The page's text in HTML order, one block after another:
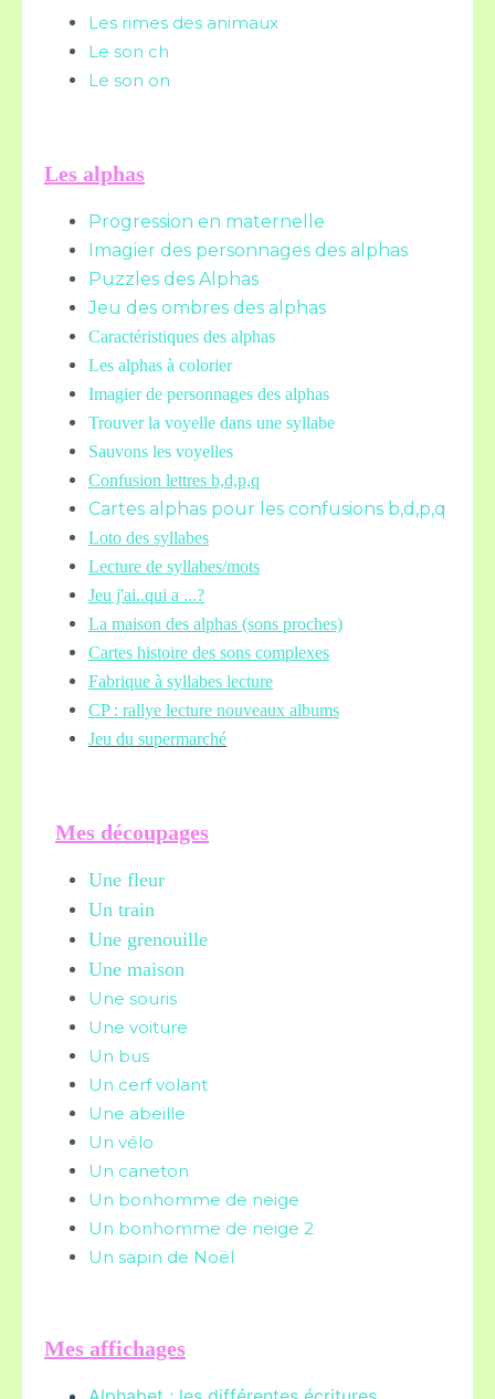
Les rimes des animaux
Le son ch
Le son on
Les alphas
Progression en maternelle
Imagier des personnages des alphas
Puzzles des Alphas
Jeu des ombres des alphas
Caractéristiques des alphas
Les alphas à colorier
Imagier de personnages des alphas
Trouver la voyelle dans une syllabe
Sauvons les voyelles
Confusion lettres b,d,p,q
Cartes alphas pour les confusions b,d,p,q
Loto des syllabes
Lecture de syllabes/mots
Jeu j'ai..qui a ...?
La maison des alphas (sons proches)
Cartes histoire des sons complexes
Fabrique à syllabes lecture
CP : rallye lecture nouveaux albums
Jeu du supermarché
Mes découpages
Une fleur
Un train
Une grenouille
Une maison
Une souris
Une voiture
Un bus
Un cerf volant
Une abeille
Un vélo
Un caneton
Un bonhomme de neige
Un bonhomme de neige 2
Un sapin de Noël
Mes affichages